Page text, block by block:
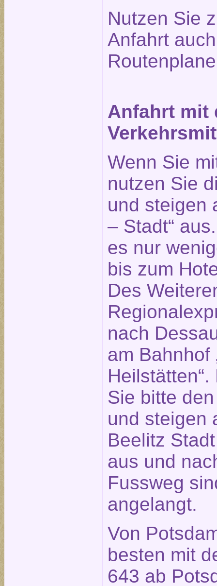
Nutzen Sie
Anfahrt
Anfahrt mit
Wenn Sie
nutzen Sie
und steigen
– Stadt“
es nur
bis zum
Des
nach
am Bahnhof
Sie bitte
und steigen
Beelitz
aus und
Fussweg
angelangt.
Von
besten mit
643 ab